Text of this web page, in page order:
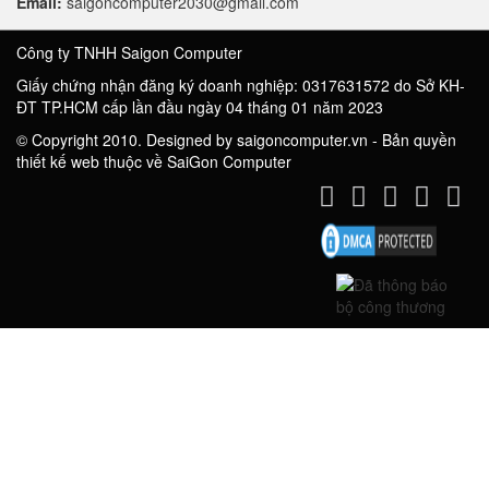
Công ty TNHH Saigon Computer
Giấy chứng nhận đăng ký doanh nghiệp: 0317631572 do Sở KH-
ĐT TP.HCM cấp lần đầu ngày 04 tháng 01 năm 2023
© Copyright 2010. Designed by saigoncomputer.vn - Bản quyền
thiết kế web thuộc về SaiGon Computer